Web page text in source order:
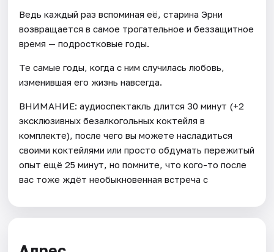
Ведь каждый раз вспоминая её, старина Эрни
возвращается в самое трогательное и беззащитное
время — подростковые годы.
Те самые годы, когда с ним случилась любовь,
изменившая его жизнь навсегда.
ВНИМАНИЕ: аудиоспектакль длится 30 минут (+2
эксклюзивных безалкогольных коктейля в
комплекте), после чего вы можете насладиться
своими коктейлями или просто обдумать пережитый
опыт ещё 25 минут, но помните, что кого-то после
вас тоже ждёт необыкновенная встреча с